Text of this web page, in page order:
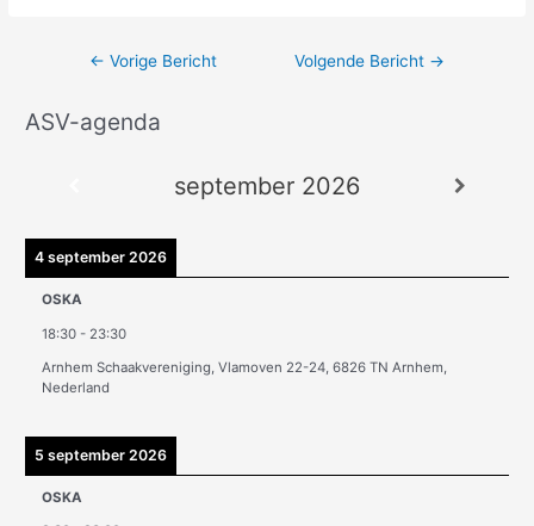
← Vorige Bericht Volgende Bericht →
ASV-agenda
september 2026
4 september 2026
OSKA
18:30 - 23:30
Arnhem Schaakvereniging, Vlamoven 22-24, 6826 TN Arnhem,
Nederland
5 september 2026
OSKA
A
e